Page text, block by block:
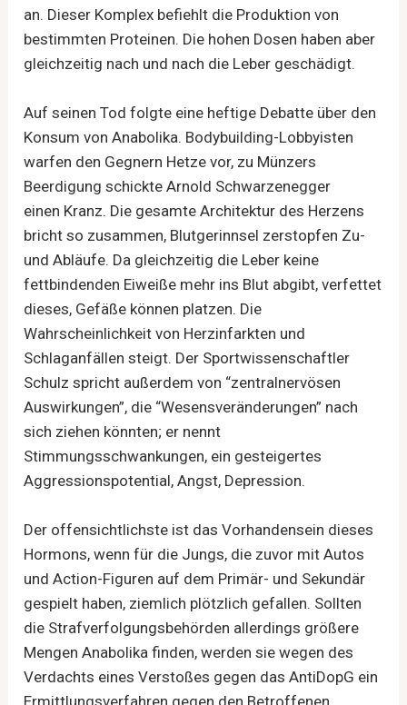
an. Dieser Komplex befiehlt die Produktion von
bestimmten Proteinen. Die hohen Dosen haben aber
gleichzeitig nach und nach die Leber geschädigt.
Auf seinen Tod folgte eine heftige Debatte über den
Konsum von Anabolika. Bodybuilding-Lobbyisten
warfen den Gegnern Hetze vor, zu Münzers
Beerdigung schickte Arnold Schwarzenegger
einen Kranz. Die gesamte Architektur des Herzens
bricht so zusammen, Blutgerinnsel zerstopfen Zu-
und Abläufe. Da gleichzeitig die Leber keine
fettbindenden Eiweiße mehr ins Blut abgibt, verfettet
dieses, Gefäße können platzen. Die
Wahrscheinlichkeit von Herzinfarkten und
Schlaganfällen steigt. Der Sportwissenschaftler
Schulz spricht außerdem von “zentralnervösen
Auswirkungen”, die “Wesensveränderungen” nach
sich ziehen könnten; er nennt
Stimmungsschwankungen, ein gesteigertes
Aggressionspotential, Angst, Depression.
Der offensichtlichste ist das Vorhandensein dieses
Hormons, wenn für die Jungs, die zuvor mit Autos
und Action-Figuren auf dem Primär- und Sekundär
gespielt haben, ziemlich plötzlich gefallen. Sollten
die Strafverfolgungsbehörden allerdings größere
Mengen Anabolika finden, werden sie wegen des
Verdachts eines Verstoßes gegen das AntiDopG ein